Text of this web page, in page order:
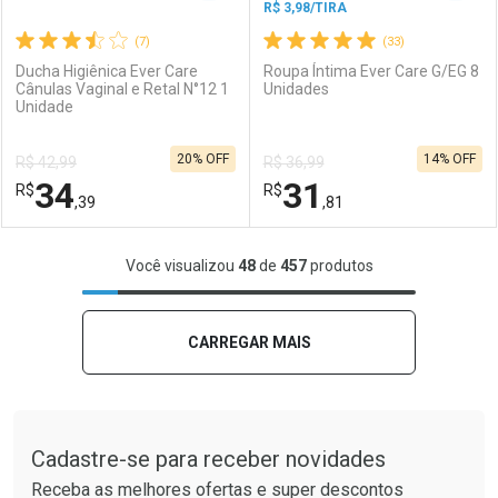
Comprar sem Desconto
Por R$ 55,89/cada
Comprar sem Desconto
Por R$ 55,89/cada
Comprar sem Desconto
Por R$ 34,39/cada
Comprar sem Desconto
Por R$ 34,39/cada
(7)
Ducha Higiênica Ever Care
Cânulas Vaginal e Retal N°12 1
Unidade
R$ 42,99
R$34,39
20% OFF
FECHAR
Laboratório
FECHAR
Por Menos
(33)
R$ 3,98/TIRA
Roupa Íntima Ever Care G/EG 8
Unidades
R$ 36,99
R$31 ,81
14% OFF
Laboratório
Por Menos
Você visualizou 48de 457produtos
CARREGAR MAIS
Cadastre-se para receber novidades
Receba as melhores ofertas e super descontos